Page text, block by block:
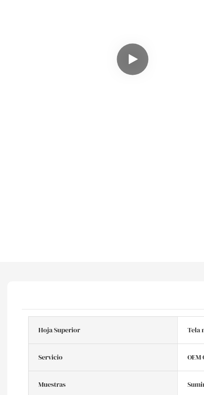
Hoja Superior Tela
Servicio OEM
Muestras